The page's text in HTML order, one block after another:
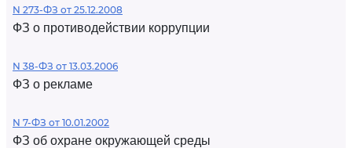
N 273-ФЗ от 25.12.2008
ФЗ о противодействии коррупции
N 38-ФЗ от 13.03.2006
ФЗ о рекламе
N 7-ФЗ от 10.01.2002
ФЗ об охране окружающей среды